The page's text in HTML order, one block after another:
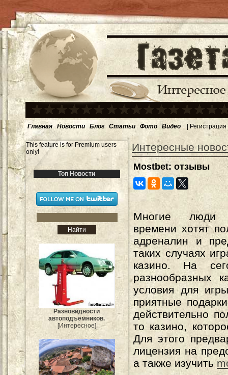
Главная Новости Блог Статьи Фото Видео | Регистрация
This feature is for Premium users
only!
Топ Новости
Разновидности
автоподъемников.
[Интересное]
Интересные
Mostbet: отзывы
Многие
времени хотят
адреналин и
таких случаях
казино. На
разнообразных
условия для
приятные
действительно
то казино,
Для этого
лицензия на
а также изучить